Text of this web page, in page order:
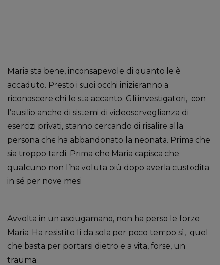
Maria sta bene, inconsapevole di quanto le è
accaduto. Presto i suoi occhi inizieranno a
riconoscere chi le sta accanto. Gli investigatori, con
l’ausilio anche di sistemi di videosorveglianza di
esercizi privati, stanno cercando di risalire alla
persona che ha abbandonato la neonata. Prima che
sia troppo tardi. Prima che Maria capisca che
qualcuno non l’ha voluta più dopo averla custodita
in sé per nove mesi.
Avvolta in un asciugamano, non ha perso le forze
Maria. Ha resistito lì da sola per poco tempo sì, quel
che basta per portarsi dietro e a vita, forse, un
trauma.